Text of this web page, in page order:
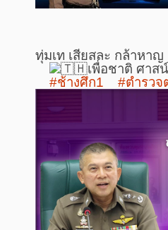
ทุ่มเท เสียสละ กล้าหา
เพื่อชาติ ศาส
#ช้างศึก1
#ตำรวจ